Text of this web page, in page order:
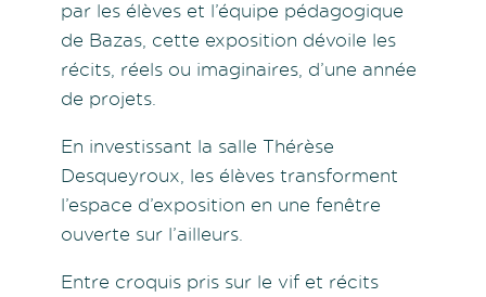
par les élèves et l’équipe pédagogique
de Bazas, cette exposition dévoile les
récits, réels ou imaginaires, d’une année
de projets.
En investissant la salle Thérèse
Desqueyroux, les élèves transforment
l’espace d’exposition en une fenêtre
ouverte sur l’ailleurs.
Entre croquis pris sur le vif et récits